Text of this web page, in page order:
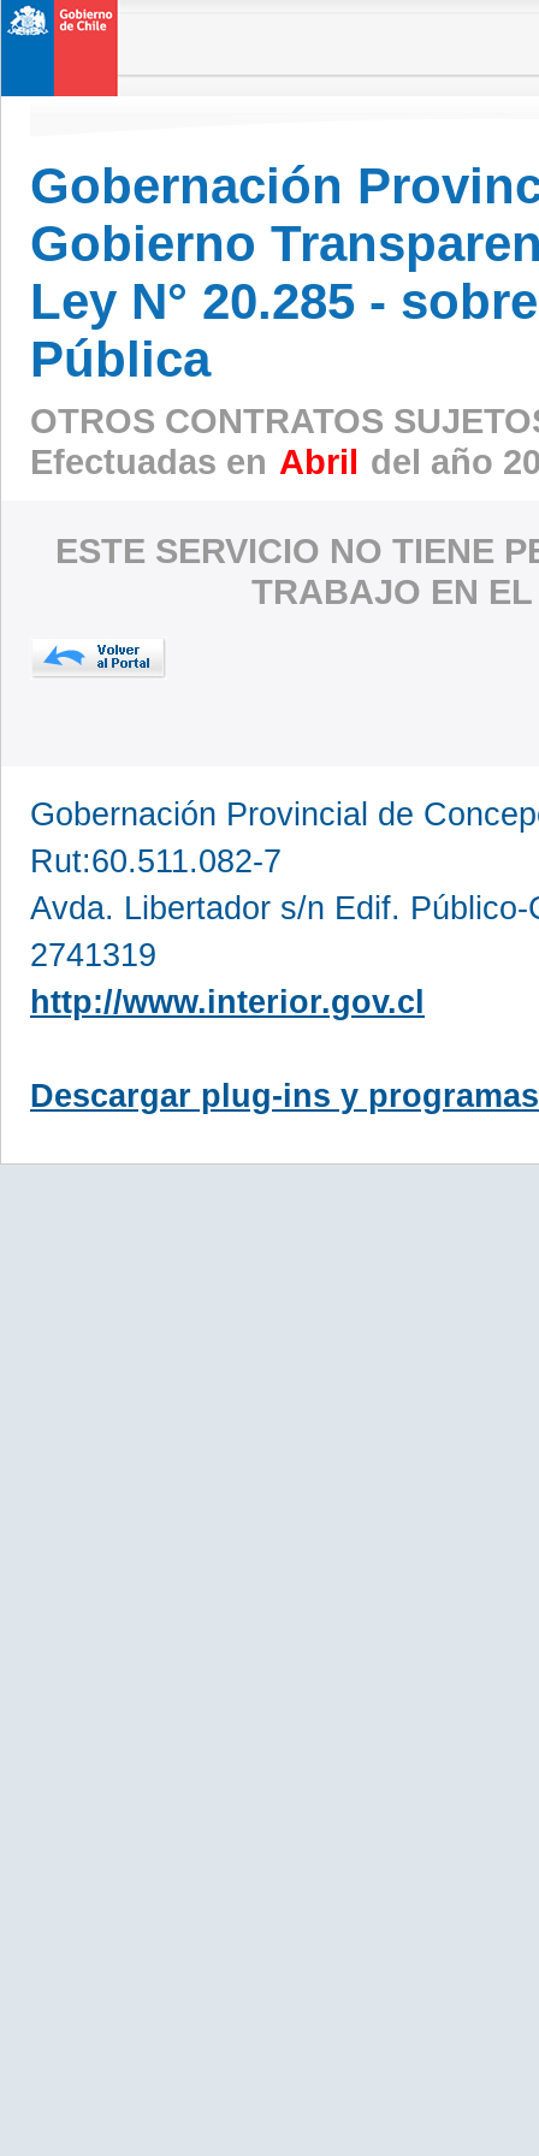
Gobernación
Gobierno
Ley N° 20.285 -
Pública
OTROS CONTRATOS
Efectuadas en Abril del año
ESTE SERVICIO NO TIENE
TRABAJO EN
Gobernación Provincial de
Rut:60.511.082-7
Avda. Libertador s/n Edif.
2741319
http://www.interior.gov.cl
Descargar plug-ins y